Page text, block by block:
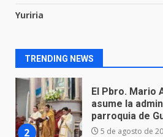
Yuriria
TRENDING NEWSparroquia de
FISCALÍA
FORTALECE LA
LEGALIDAD